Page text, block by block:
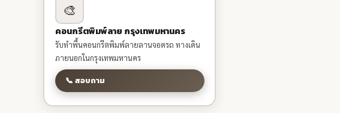
🎨
คอนกรีตพิมพ์ลาย กรุงเทพมหานคร
รับทำพื้นคอนกรีตพิมพ์ลายลานจอดรถ ทางเดิน
ภายนอกในกรุงเทพมหานคร
📞 สอบถาม